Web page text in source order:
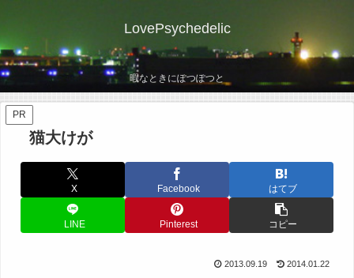
LovePsychedelic
暇なときにぽつぽつと
PR
猫大けが
X Facebook はてブ
LINE Pinterest コピー
2013.09.19 2014.01.22